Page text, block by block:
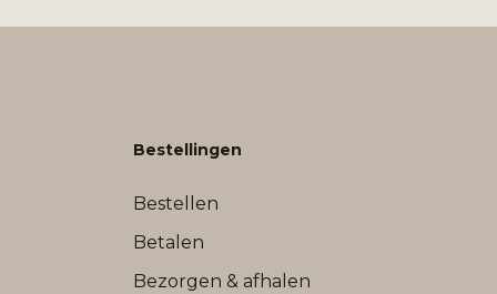
Bestellingen
Bestellen
Betalen
Bezorgen & afhalen